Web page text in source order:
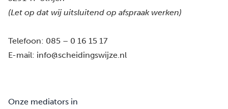
(Let op dat wij uitsluitend op afspraak werken)
Telefoon: 085 – 0 16 15 17
E-mail: info@scheidingswijze.nl
Onze mediators in